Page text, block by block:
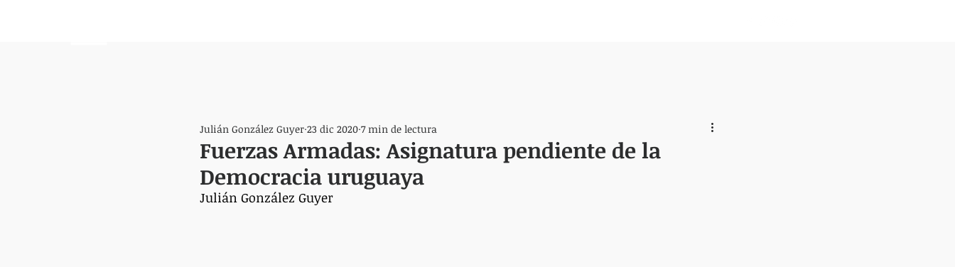
Fuerzas Armadas: Asignatura pendiente de la
Democracia uruguaya
Julián González Guyer 23 dic 2020 7 min de lectura
Julián González Guyer